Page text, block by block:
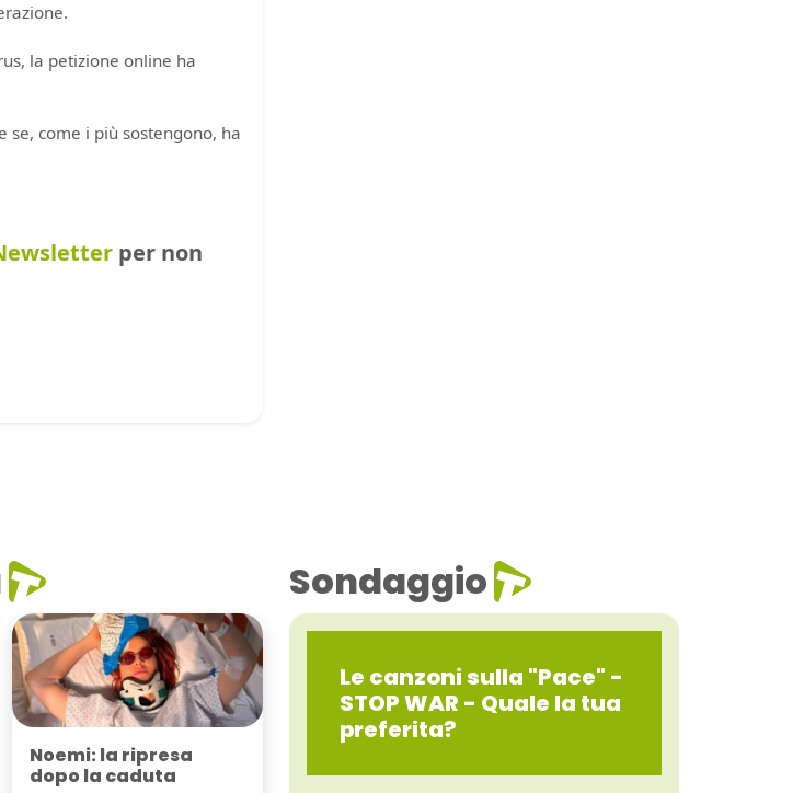
la petizione online ha
come i più sostengono, ha
per non
Noemi: la ripresa
dopo la caduta
Sondaggio
Le canzoni sulla "Pace" -
STOP WAR - Quale la tua
preferita?